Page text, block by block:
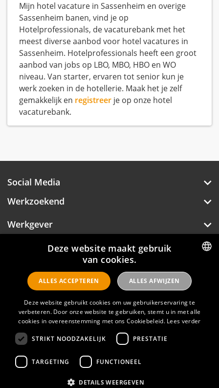
Mijn hotel vacature in Sassenheim en overige
Sassenheim banen, vind je op
Hotelprofessionals, de vacaturebank met het
meest diverse aanbod voor hotel vacatures in
Sassenheim. Hotelprofessionals heeft een groot
aanbod van jobs op LBO, MBO, HBO en WO
niveau. Van starter, ervaren tot senior kun je
werk zoeken in de hotellerie. Maak het je zelf
gemakkelijk en registreer je op onze hotel
vacaturebank.
Social Media
Werkzoekend
Werkgever
Over Hotelprofessionals
Hotelprofessionals
FAQ
Privacyverklaring
Contact
Gebruikersvoorwaarden
DUTCH
ENGLISH
Deze website maakt gebruik
van cookies.
Deze website gebruikt cookies om uw gebruikerservaring te
verbeteren. Door onze website te gebruiken, stemt u in met alle
cookies in overeenstemming met ons Cookiebeleid. Lees verder
STRIKT NOODZAKELIJK PRESTATIE
TARGETING FUNCTIONEEL
ALLES ACCEPTEREN ALLES AFWIJZEN
DETAILS WEERGEVEN